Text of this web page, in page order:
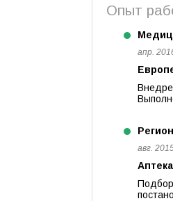
Опыт
апр.
авг.
Подбор